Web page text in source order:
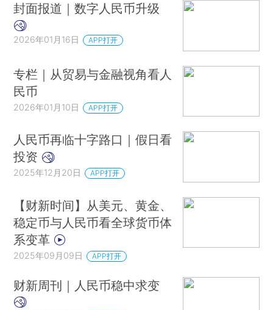
封面报道｜数字人民币升级
2026年01月16日 APP打开
专栏｜从贸易与金融视角看人
民币
2026年01月10日 APP打开
人民币再临十字路口｜假日看
投资
2025年12月20日 APP打开
【财新时间】从美元、黄金、
稳定币与人民币看全球货币体
系变革
2025年09月09日 APP打开
财新周刊｜人民币稳中求变